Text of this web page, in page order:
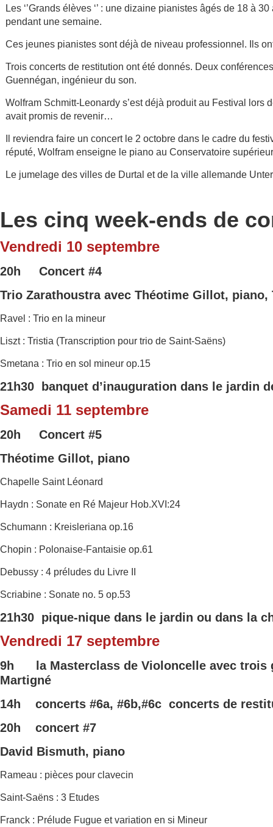
Les ‘’Grands élèves ‘’ : une dizaine pianistes âgés de 18 à
pendant une semaine.
Ces jeunes pianistes sont déjà de niveau professionnel. Ils
Trois concerts de restitution ont été donnés. Deux
Guennégan, ingénieur du son.
Wolfram Schmitt-Leonardy s’est déjà produit au Festival
avait promis de revenir…
Il reviendra faire un concert le 2 octobre dans le cadre du
réputé, Wolfram enseigne le piano au Conservatoire
Le jumelage des villes de Durtal et de la ville allemande
Les cinq week-ends de
Vendredi 10 septembre
20h Concert #4
Trio Zarathoustra avec Théotime Gillot,
Ravel : Trio en la mineur
Liszt : Tristia (Transcription pour trio de Saint-Saëns)
Smetana : Trio en sol mineur op.15
21h30 banquet d’inauguration dans le jardin
Samedi 11 septembre
20h Concert #5
Théotime Gillot, piano
Chapelle Saint Léonard
Haydn : Sonate en Ré Majeur Hob.XVI:24
Schumann : Kreisleriana op.16
Chopin : Polonaise-Fantaisie op.61
Debussy : 4 préludes du Livre II
Scriabine : Sonate no. 5 op.53
21h30 pique-nique dans le jardin ou dans la
Vendredi 17 septembre
9h
la Masterclass de Violoncelle avec
Martigné
14h concerts #6a, #6b,#6c concerts de
20h concert #7
David Bismuth, piano
Rameau : pièces pour clavecin
Saint-Saëns : 3 Etudes
Franck : Prélude Fugue et variation en si Mineur